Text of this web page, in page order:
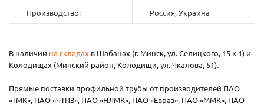
Производство: Россия, Украина
В наличии на складах в Шабанах (г. Минск, ул. Селицкого, 15 к 1) и
Колодищах (Минский район, Колодищи, ул. Чкалова, 51).
Прямые поставки профильной трубы от производителей ПАО
«ТМК», ПАО «ЧТПЗ», ПАО «НЛМК», ПАО «Евраз», ПАО «ММК», ПАО